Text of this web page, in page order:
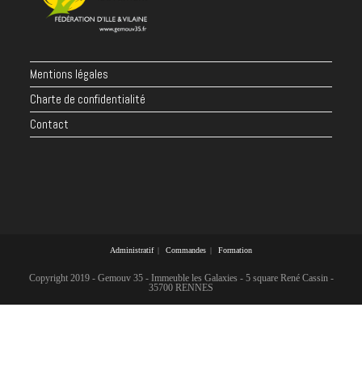
Mentions légales
Charte de confidentialité
Contact
Administratif Commandes Formation
Copyright 2019 - Gemouv 35 - Immeuble les Galaxies - 5 square René Cassin -
35700 RENNES